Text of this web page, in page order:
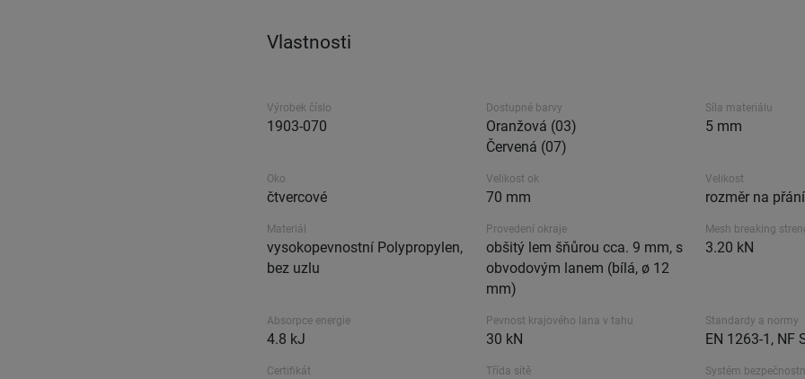
Vlastnosti
Výrobek číslo
1903-070
Dostupné barvy
Oranžová (03)
Červená (07)
Síla materiálu
5 mm
Oko
čtvercové
Velikost ok
70 mm
Velikost
rozměr na přání
Materiál
vysokopevnostní Polypropylen,
bez uzlu
Provedení okraje
obšitý lem šňůrou cca. 9 mm, s
obvodovým lanem (bílá, ø 12
mm)
Mesh breaking
3.20 kN
Absorpce energie
4.8 kJ
Pevnost krajového lana v tahu
30 kN
Standardy a normy
EN 1263-1, NF
Certifikát Třída sítě Systém